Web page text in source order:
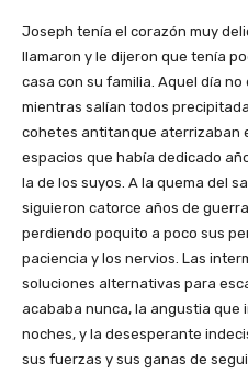
Joseph tenía el corazón muy
llamaron y le dijeron que tenía
casa con su familia. Aquel día
mientras salían todos
cohetes antitanque aterrizaban
espacios que había dedicado
la de los suyos. A la quema del
siguieron catorce años de
perdiendo poquito a poco sus
paciencia y los nervios. Las
soluciones alternativas para
acababa nunca, la angustia que
noches, y la desesperante
sus fuerzas y sus ganas de